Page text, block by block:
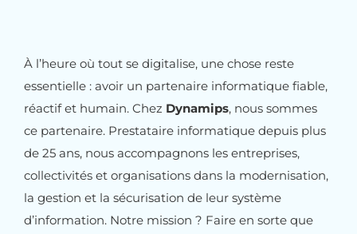
À l’heure où tout se digitalise, une chose reste
essentielle : avoir un partenaire informatique fiable,
réactif et humain. Chez Dynamips, nous sommes
ce partenaire. Prestataire informatique depuis plus
de 25 ans, nous accompagnons les entreprises,
collectivités et organisations dans la modernisation,
la gestion et la sécurisation de leur système
d’information. Notre mission ? Faire en sorte que